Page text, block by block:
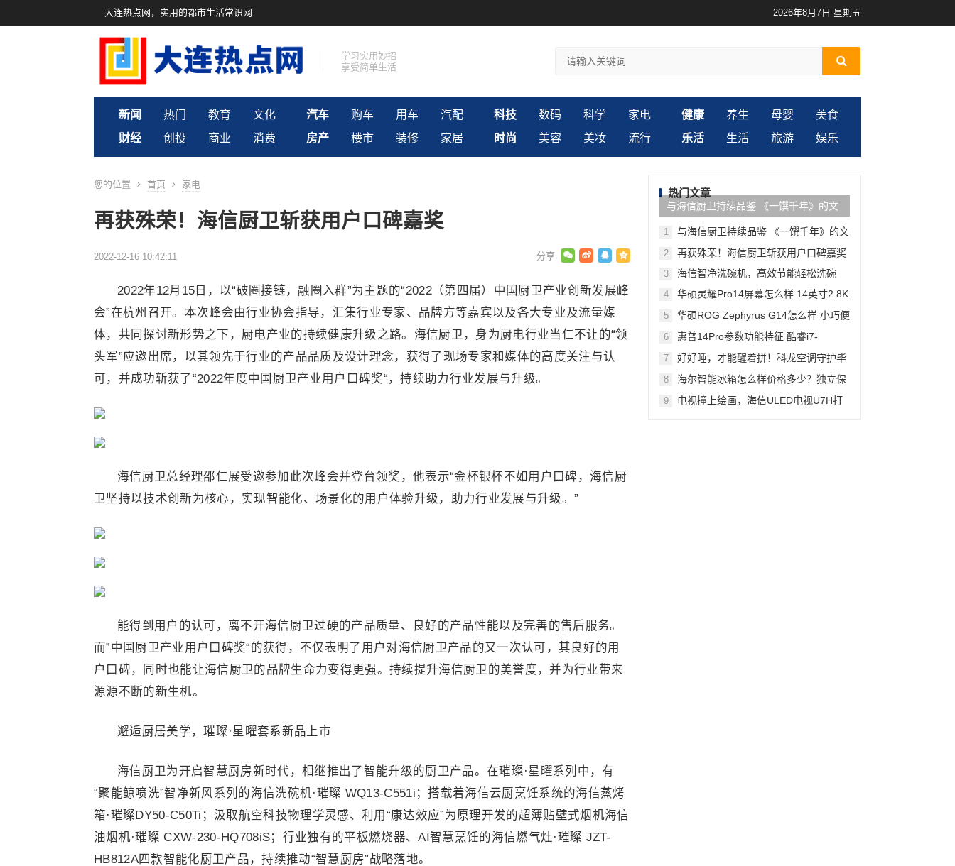
大连热点网，实用的都市生活常识网 2026年8月7日 星期五
学习实用妙招
享受简单生活
新闻 热门 教育
文化
财经
创投 商业 消费
汽车 购车 用车
汽配
房产
楼市 装修 家居
科技 数码 科学
家电
时尚
美容 美妆 流行
健康 养生 母婴
美食
乐活
生活 旅游 娱乐
您的位置 首页 家电
再获殊荣！海信厨卫斩获用户口碑嘉奖
2022-12-16 10:42:11
2022年12月15日，以“破圈接链，融圈入群”为主题的“2022（第四届）中国厨卫产业创新发展峰
会”在杭州召开。本次峰会由行业协会指导，汇集行业专家、品牌方等嘉宾以及各大专业及流量媒
体，共同探讨新形势之下，厨电产业的持续健康升级之路。海信厨卫，身为厨电行业当仁不让的“领
头军”应邀出席，以其领先于行业的产品品质及设计理念，获得了现场专家和媒体的高度关注与认
可，并成功斩获了“2022年度中国厨卫产业用户口碑奖“，持续助力行业发展与升级。
海信厨卫总经理邵仁展受邀参加此次峰会并登台领奖，他表示“金杯银杯不如用户口碑，海信厨
卫坚持以技术创新为核心，实现智能化、场景化的用户体验升级，助力行业发展与升级。”
能得到用户的认可，离不开海信厨卫过硬的产品质量、良好的产品性能以及完善的售后服务。
而”中国厨卫产业用户口碑奖“的获得，不仅表明了用户对海信厨卫产品的又一次认可，其良好的用
户口碑，同时也能让海信厨卫的品牌生命力变得更强。持续提升海信厨卫的美誉度，并为行业带来
源源不断的新生机。
邂逅厨居美学，璀璨·星曜套系新品上市
海信厨卫为开启智慧厨房新时代，相继推出了智能升级的厨卫产品。在璀璨·星曜系列中，有
“聚能鲸喷洗”智净新风系列的海信洗碗机·璀璨 WQ13-C551i；搭载着海信云厨烹饪系统的海信蒸烤
箱·璀璨DY50-C50Ti；汲取航空科技物理学灵感、利用“康达效应”为原理开发的超薄贴壁式烟机海信
油烟机·璀璨 CXW-230-HQ708iS；行业独有的平板燃烧器、AI智慧烹饪的海信燃气灶·璀璨 JZT-
HB812A四款智能化厨卫产品，持续推动“智慧厨房”战略落地。
热门文章
与海信厨卫持续品鉴 《一馔千年》的文
化和味蕾惊艳
1
与海信厨卫持续品鉴 《一馔千年》的文
2 再获殊荣！海信厨卫斩获用户口碑嘉奖
3 海信智净洗碗机，高效节能轻松洗碗
4
华硕灵耀Pro14屏幕怎么样 14英寸2.8K
5
华硕ROG Zephyrus G14怎么样 小巧便
6
惠普14Pro参数功能特征 酷睿i7-
7
好好睡，才能醒着拼！科龙空调守护毕
8
海尔智能冰箱怎么样价格多少？独立保
9
电视撞上绘画，海信ULED电视U7H打